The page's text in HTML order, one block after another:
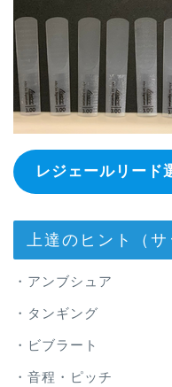
レジェールリード
上達のヒント（サ
・アンブシュア
・タンギング
・ビブラート
・音程・ピッチ